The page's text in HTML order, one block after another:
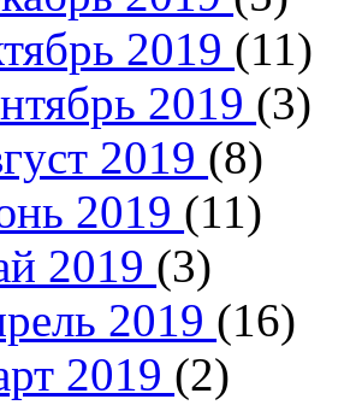
2019 (11)
2019 (3)
2019 (8)
2019 (11)
2019 (3)
2019 (16)
2019 (2)